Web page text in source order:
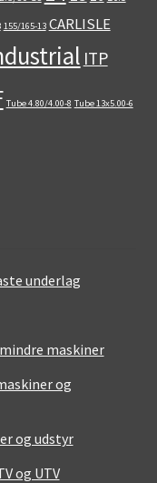
155/165-13 CARLISLE
ITP
Tube 4.80/4.00-8 Tube 13x5.00-6
underlag
maskiner
og
og udstyr
og UTV